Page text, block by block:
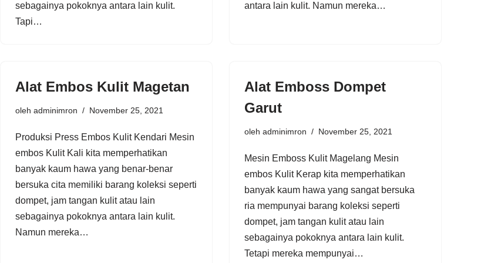
sebagainya pokoknya antara lain kulit.
Tapi…
antara lain kulit. Namun mereka…
Alat Embos Kulit Magetan
oleh adminimron November 25, 2021
Produksi Press Embos Kulit Kendari Mesin
embos Kulit Kali kita memperhatikan
banyak kaum hawa yang benar-benar
bersuka cita memiliki barang koleksi seperti
dompet, jam tangan kulit atau lain
sebagainya pokoknya antara lain kulit.
Namun mereka…
Alat Emboss Dompet
Garut
oleh adminimron November 25, 2021
Mesin Emboss Kulit Magelang Mesin
embos Kulit Kerap kita memperhatikan
banyak kaum hawa yang sangat bersuka
ria mempunyai barang koleksi seperti
dompet, jam tangan kulit atau lain
sebagainya pokoknya antara lain kulit.
Tetapi mereka mempunyai…